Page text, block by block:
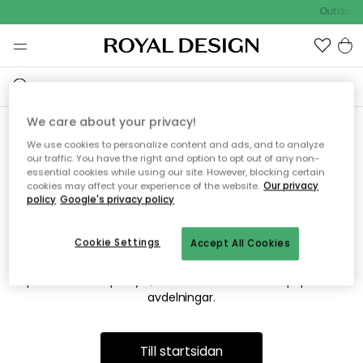
Outdoor
Vi hittar tyvärr inte sidan du
söker
Detta kan bero på att sidan inte längre finns eller att den har
flyttats. Vi ber om ursäkt för besväret. I menyn ovan kan du
avdelningar.
Till startsidan
We care about your privacy!
We use cookies to personalize content and ads, and to analyze
our traffic. You have the right and option to opt out of any non-
essential cookies while using our site. However, blocking certain
cookies may affect your experience of the website. Our privacy
policy Google's privacy policy
Accept All Cookies
Cookie Settings